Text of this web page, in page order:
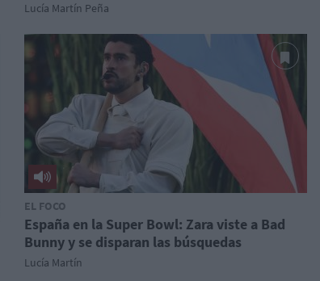
Lucía Martín Peña
EL FOCO
España en la Super Bowl: Zara viste a Bad
Bunny y se disparan las búsquedas
Lucía Martín